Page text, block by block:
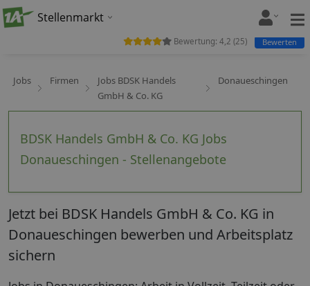
Stellenmarkt
Jobs Firmen
Jobs BDSK Handels
GmbH & Co. KG
Donaueschingen
BDSK Handels GmbH & Co. KG Jobs
Donaueschingen - Stellenangebote
Bewertung: 4,2 (25) Bewerten
Jetzt bei BDSK Handels GmbH & Co. KG in
Donaueschingen bewerben und Arbeitsplatz
sichern